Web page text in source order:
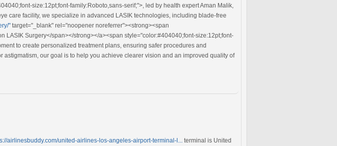
size:12pt;font-family:Roboto,sans-serif;">, led by health expert Aman Malik,
care facility, we specialize in advanced LASIK technologies, including blade-free
" target="_blank" rel="noopener noreferrer"><strong><span
Surgery</span></strong></a><span style="color:#404040;font-size:12pt;font-
to create personalized treatment plans, ensuring safer procedures and
our goal is to help you achieve clearer vision and an improved quality of
airlinesbuddy.com/united-airlines-los-angeles-airport-terminal-l... terminal is United